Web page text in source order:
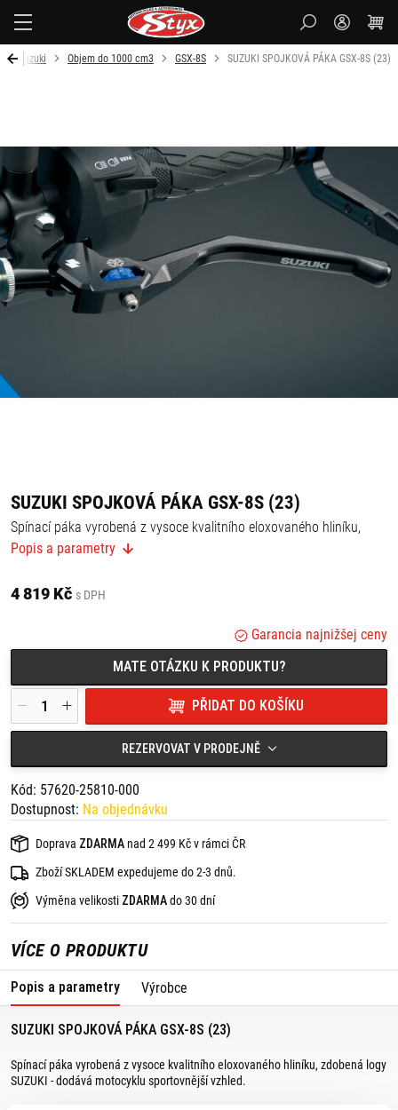
Suzuki Objem do 1000 cm3 GSX-8S SUZUKI SPOJKOVÁ PÁKA GSX-8S (23)
SUZUKI SPOJKOVÁ PÁKA GSX-8S (23)
Spínací páka vyrobená z vysoce kvalitního eloxovaného hliníku,
zdobená logy SUZUKI - dodává motocyklu sportovnější vzhled.
- ochranným krytem spojkové páky 56300-25820-000.
Popis a parametry
4 819 Kč s DPH
Garancia najnižšej ceny
MATE OTÁZKU K PRODUKTU?
PŘIDAT DO KOŠÍKU
REZERVOVAT V PRODEJNĚ
Kód: 57620-25810-000
Dostupnost: Na objednávku
Doprava ZDARMA nad 2 499 Kč v rámci ČR
Zboží SKLADEM expedujeme do 2-3 dnů.
Výměna velikosti ZDARMAdo 30 dní
VÍCE O PRODUKTU
Popis a parametry Výrobce
SUZUKI SPOJKOVÁ PÁKA GSX-8S (23)
Spínací páka vyrobená z vysoce kvalitního eloxovaného hliníku, zdobená logy
SUZUKI - dodává motocyklu sportovnější vzhled.